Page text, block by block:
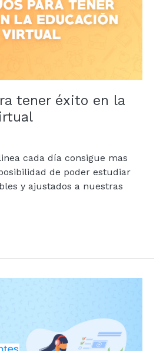
tener éxito en la
cada día consigue mas
de poder estudiar
y ajustados a nuestras